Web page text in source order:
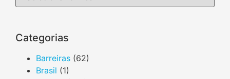
Categorias
Barreiras (62)
Brasil (1)